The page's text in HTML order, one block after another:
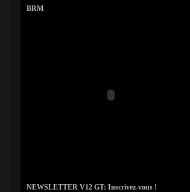
BRM
NEWSLETTER V12 GT: Inscrivez-vous !